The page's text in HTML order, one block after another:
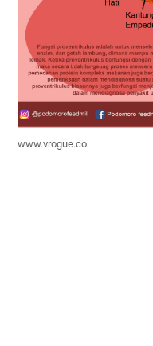
www.vrogue.co